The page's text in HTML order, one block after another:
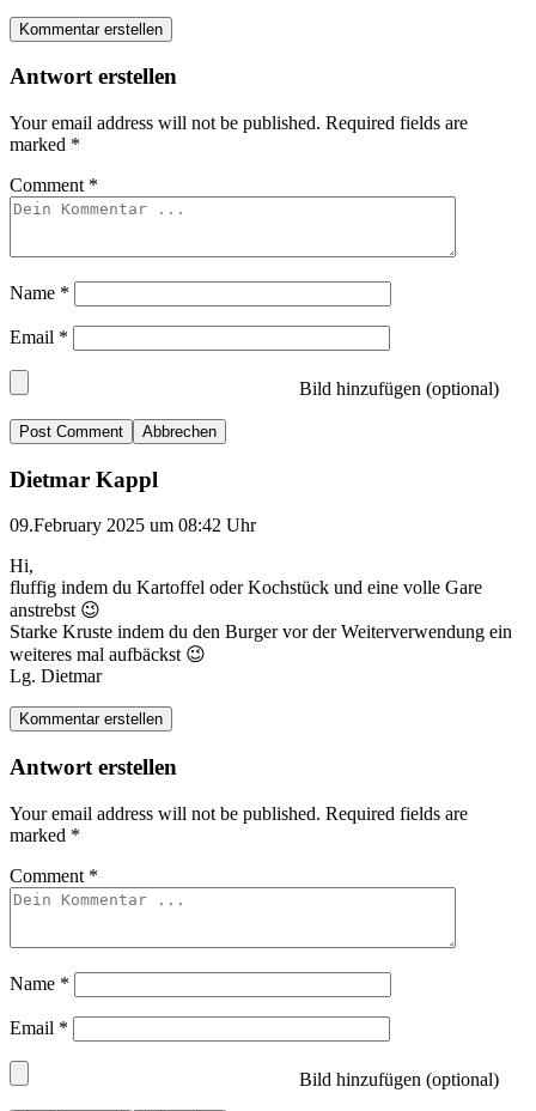
Kommentar erstellen
Antwort erstellen
Your email address will not be published. Required fields are
marked *
Comment *
Name *
Email *
Bild hinzufügen (optional)
Abbrechen
Dietmar Kappl
09.February 2025 um 08:42 Uhr
Hi,
fluffig indem du Kartoffel oder Kochstück und eine volle Gare
anstrebst 😉
Starke Kruste indem du den Burger vor der Weiterverwendung ein
weiteres mal aufbäckst 😉
Lg. Dietmar
Kommentar erstellen
Antwort erstellen
Your email address will not be published. Required fields are
marked *
Comment *
Name *
Email *
Bild hinzufügen (optional)